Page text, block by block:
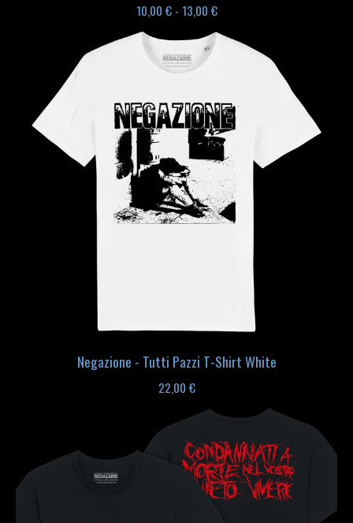
10,00 €- 13,00 €
Negazione - Tutti Pazzi T-Shirt White
22,00 €